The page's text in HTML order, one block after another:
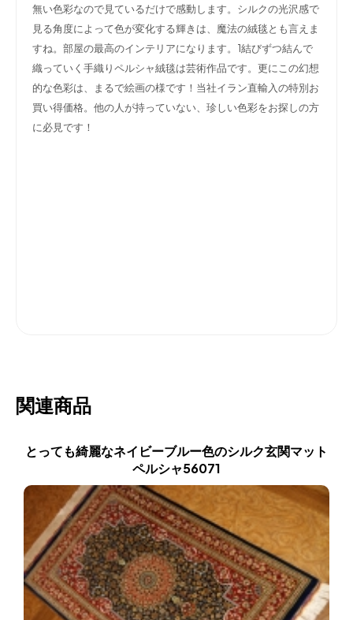
無い色彩なので見ているだけで感動します。シルクの光沢感で
見る角度によって色が変化する輝きは、魔法の絨毯とも言えま
すね。部屋の最高のインテリアになります。1結びずつ結んで
織っていく手織りペルシャ絨毯は芸術作品です。更にこの幻想
的な色彩は、まるで絵画の様です！当社イラン直輸入の特別お
買い得価格。他の人が持っていない、珍しい色彩をお探しの方
に必見です！
関連商品
とっても綺麗なネイビーブルー色のシルク玄関マット
ペルシャ56071